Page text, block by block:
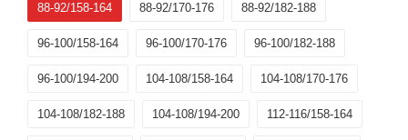
88-92/158-164
88-92/170-176 88-92/182-188
96-100/158-164 96-100/170-176 96-100/182-188
96-100/194-200 104-108/158-164 104-108/170-176
104-108/182-188 104-108/194-200 112-116/158-164